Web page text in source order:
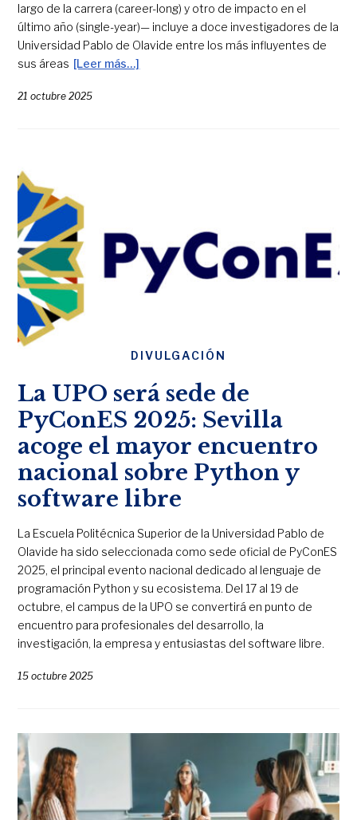
largo de la carrera (career-long) y otro de impacto en el
último año (single-year)— incluye a doce investigadores de la
Universidad Pablo de Olavide entre los más influyentes de
sus áreas [Leer más…]
21 octubre 2025
DIVULGACIÓN
La UPO será sede de
PyConES 2025: Sevilla
acoge el mayor encuentro
nacional sobre Python y
software libre
La Escuela Politécnica Superior de la Universidad Pablo de
Olavide ha sido seleccionada como sede oficial de PyConES
2025, el principal evento nacional dedicado al lenguaje de
programación Python y su ecosistema. Del 17 al 19 de
octubre, el campus de la UPO se convertirá en punto de
encuentro para profesionales del desarrollo, la
investigación, la empresa y entusiastas del software libre.
15 octubre 2025